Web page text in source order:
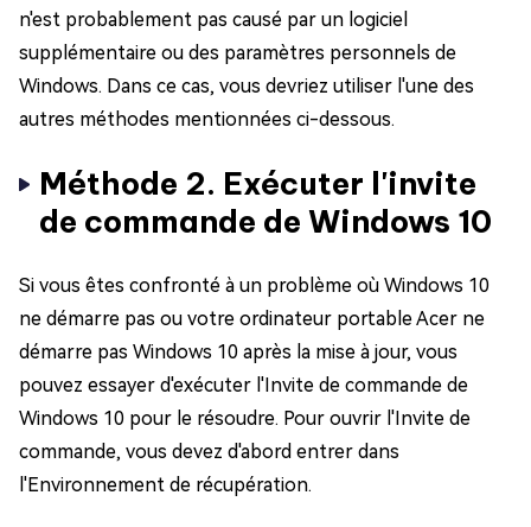
n'est probablement pas causé par un logiciel
supplémentaire ou des paramètres personnels de
Windows. Dans ce cas, vous devriez utiliser l'une des
autres méthodes mentionnées ci-dessous.
Méthode 2. Exécuter l'invite
de commande de Windows 10
Si vous êtes confronté à un problème où Windows 10
ne démarre pas ou votre ordinateur portable Acer ne
démarre pas Windows 10 après la mise à jour, vous
pouvez essayer d'exécuter l'Invite de commande de
Windows 10 pour le résoudre. Pour ouvrir l'Invite de
commande, vous devez d'abord entrer dans
l'Environnement de récupération.